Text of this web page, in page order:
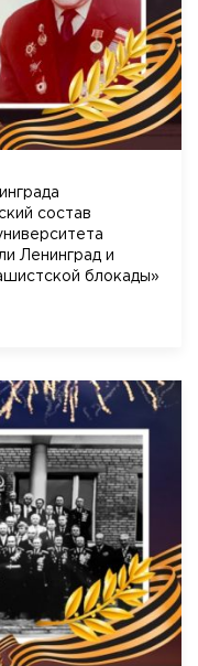
состав
Ленинград и
блокады»